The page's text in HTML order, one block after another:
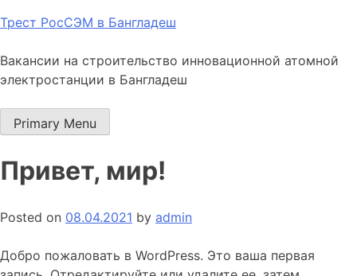
Skip
content
Трест РосСЭМ в Бангладеш
Вакансии на строительство инновационной атомной
электростанции в Бангладеш
Primary Menu
Привет, мир!
Posted on 08.04.2021 by admin
Добро пожаловать в WordPress. Это ваша первая